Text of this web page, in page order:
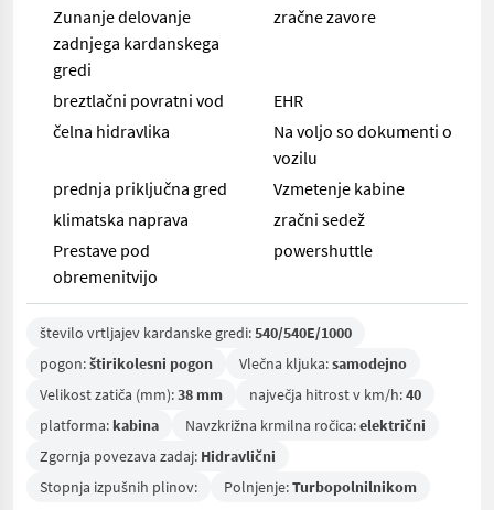
Zunanje delovanje
zadnjega kardanskega
gredi
zračne zavore
breztlačni povratni vod
EHR
čelna hidravlika
Na voljo so dokumenti o
vozilu
prednja priključna gred
Vzmetenje kabine
klimatska naprava
zračni sedež
Prestave pod
obremenitvijo
powershuttle
število vrtljajev kardanske gredi:540/540E/1000
pogon:štirikolesni pogon Vlečna kljuka:samodejno
Velikost zatiča (mm):38 mm največja hitrost v km/h:40
platforma: kabina Navzkrižna krmilna ročica:električni
Zgornja povezava zadaj: Hidravlični
Stopnja izpušnih plinov:
Polnjenje:Turbopolnilnikom